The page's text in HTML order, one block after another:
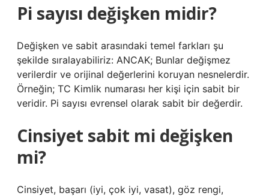
Pi sayısı değişken midir?
Değişken ve sabit arasındaki temel farkları şu
şekilde sıralayabiliriz: ANCAK; Bunlar değişmez
verilerdir ve orijinal değerlerini koruyan nesnelerdir.
Örneğin; TC Kimlik numarası her kişi için sabit bir
veridir. Pi sayısı evrensel olarak sabit bir değerdir.
Cinsiyet sabit mi değişken
mi?
Cinsiyet, başarı (iyi, çok iyi, vasat), göz rengi,